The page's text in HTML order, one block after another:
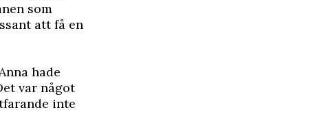
som
att få en
hade
var något
inte